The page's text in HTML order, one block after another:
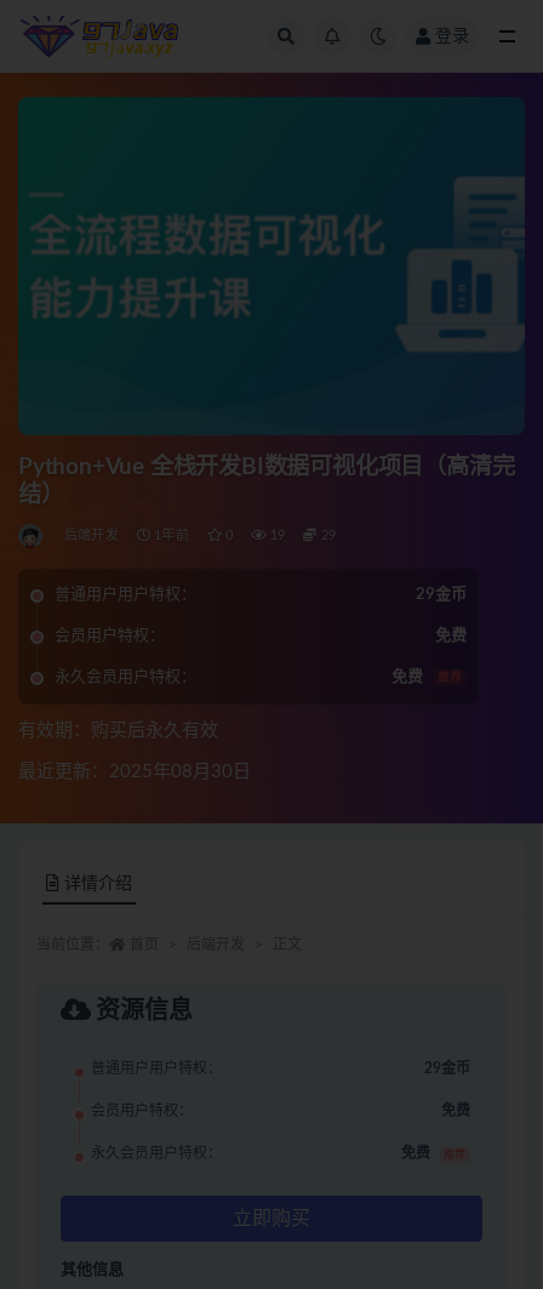
登录
Python+Vue 全栈开发BI数据可视化项目（高清完
结）
后端开发 1年前 0 19 29
普通用户用户特权： 29金币
会员用户特权： 免费
永久会员用户特权： 免费 推荐
有效期：购买后永久有效
最近更新：2025年08月30日
详情介绍
资源信息
普通用户用户特权： 29金币
会员用户特权： 免费
永久会员用户特权： 免费 推荐
立即购买
其他信息